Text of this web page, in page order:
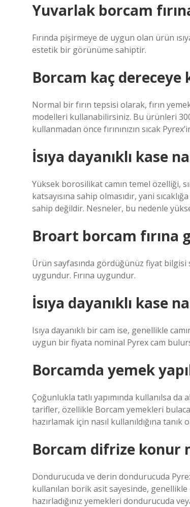
Yuvarlak borcam
Fırında pişirmeye de uygun olan ürün
estetik bir görünüme sahiptir.
Borcam kaç dereceye
Normal bir fırın tepsisi olarak, fırın
modelleri kullanabilirsiniz. Bu ürünleri
kullanmadan önce fırınınızın sıcak
İsıya dayanıklı kase
Yüksek borosilikat camın temel özelliği,
katsayısına sahip olmasıdır, yani
sahip değildir. Nesneler, bu nedenle
Broart borcam fırına
Ürün sayfasında gördüğünüz fiyat bilgisi
uygundur. Fırına uygundur.
İsıya dayanıklı kase
Isıya dayanıklı bir cam ise, genellikle
uygun bir fiyata nominal Pyrex cam
Borcamda yemek
Çoğunlukla tatlı yapımında kullanılsa
tarifler, özellikle Borcam yemekleri
hazırlamak için nasıl kullanıldığına tanık
Borcam difrize konur
Dondurucuda ve derin dondurucuda
kullanılan borik asit sayesinde, genellikle
hazırladığınız yemekleri dondurucuda